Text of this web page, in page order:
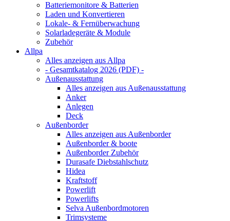
Batteriemonitore & Batterien
Laden und Konvertieren
Lokale- & Fernüberwachung
Solarladegeräte & Module
Zubehör
Allpa
Alles anzeigen aus Allpa
- Gesamtkatalog 2026 (PDF) -
Außenausstattung
Alles anzeigen aus Außenausstattung
Anker
Anlegen
Deck
Außenborder
Alles anzeigen aus Außenborder
Außenborder & boote
Außenborder Zubehör
Durasafe Diebstahlschutz
Hidea
Kraftstoff
Powerlift
Powerlifts
Selva Außenbordmotoren
Trimsysteme